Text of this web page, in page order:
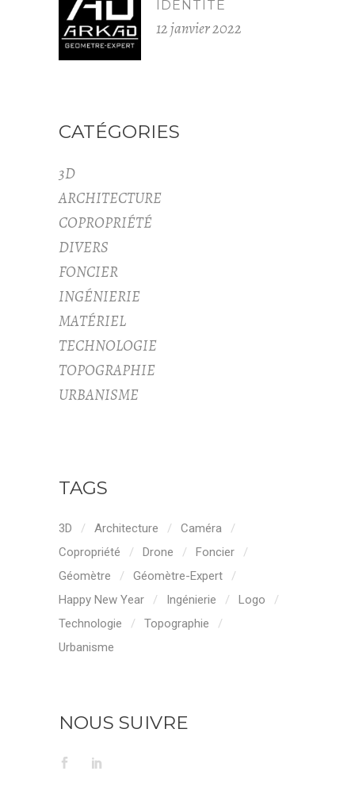
IDENTITÉ
12 janvier 2022
CATÉGORIES
3D
ARCHITECTURE
COPROPRIÉTÉ
DIVERS
FONCIER
INGÉNIERIE
MATÉRIEL
TECHNOLOGIE
TOPOGRAPHIE
URBANISME
TAGS
3D Architecture
Caméra
Copropriété
Drone
Foncier
Géomètre
Géomètre-Expert
Happy New Year
Ingénierie
Logo
Technologie
Topographie
Urbanisme
NOUS SUIVRE